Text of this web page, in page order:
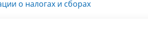
о налогах и сборах